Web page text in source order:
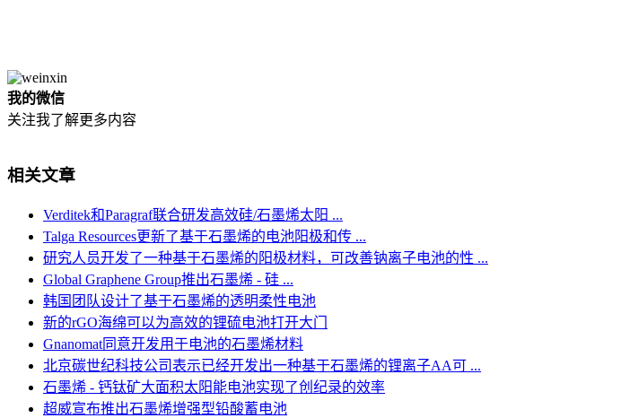
我的微信
关注我了解更多内容
相关文章
Verditek和Paragraf联合研发高效硅/石墨烯太阳 ...
Talga Resources更新了基于石墨烯的电池阳极和传 ...
研究人员开发了一种基于石墨烯的阳极材料，可改善钠离子电池的性 ...
Global Graphene Group推出石墨烯 - 硅 ...
韩国团队设计了基于石墨烯的透明柔性电池
新的rGO海绵可以为高效的锂硫电池打开大门
Gnanomat同意开发用于电池的石墨烯材料
北京碳世纪科技公司表示已经开发出一种基于石墨烯的锂离子AA可 ...
石墨烯 - 钙钛矿大面积太阳能电池实现了创纪录的效率
超威宣布推出石墨烯增强型铅酸蓄电池